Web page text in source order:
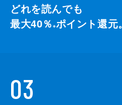
どれを読んでも
最大40％ ※ポイント還元。
03